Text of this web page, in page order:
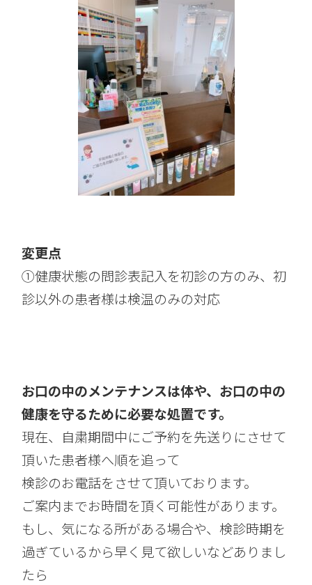
変更点
①健康状態の問診表記入を初診の方のみ、初
診以外の患者様は検温のみの対応
お口の中のメンテナンスは体や、お口の中の
健康を守るために必要な処置です。
現在、自粛期間中にご予約を先送りにさせて
頂いた患者様へ順を追って
検診のお電話をさせて頂いております。
ご案内までお時間を頂く可能性があります。
もし、気になる所がある場合や、検診時期を
過ぎているから早く見て欲しいなどありまし
たら